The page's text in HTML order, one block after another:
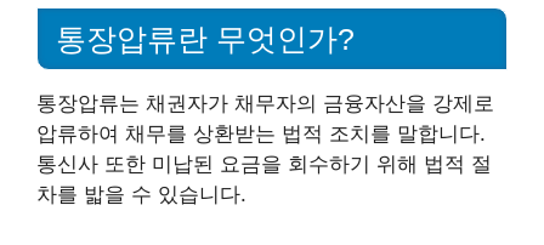
통장압류란 무엇인가?
통장압류는 채권자가 채무자의 금융자산을 강제로
압류하여 채무를 상환받는 법적 조치를 말합니다.
통신사 또한 미납된 요금을 회수하기 위해 법적 절
차를 밟을 수 있습니다.